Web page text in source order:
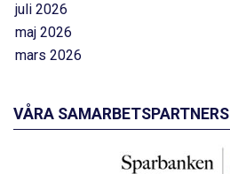
juli 2026
maj 2026
mars 2026
VÅRA SAMARBETSPARTNERS